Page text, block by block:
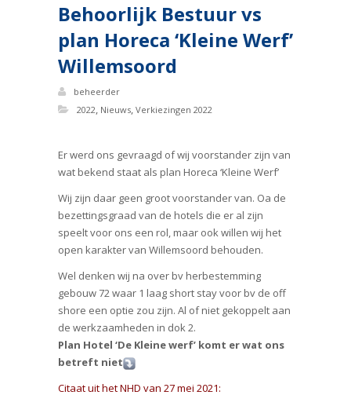
Behoorlijk Bestuur vs
plan Horeca ‘Kleine Werf’
Willemsoord
beheerder
2022, Nieuws, Verkiezingen 2022
Er werd ons gevraagd of wij voorstander zijn van
wat bekend staat als plan Horeca ‘Kleine Werf’
Wij zijn daar geen groot voorstander van. Oa de
bezettingsgraad van de hotels die er al zijn
speelt voor ons een rol, maar ook willen wij het
open karakter van Willemsoord behouden.
Wel denken wij na over bv herbestemming
gebouw 72 waar 1 laag short stay voor bv de off
shore een optie zou zijn. Al of niet gekoppelt aan
de werkzaamheden in dok 2.
Plan Hotel ‘De Kleine werf’ komt er wat ons
betreft niet
Citaat uit het NHD van 27 mei 2021: